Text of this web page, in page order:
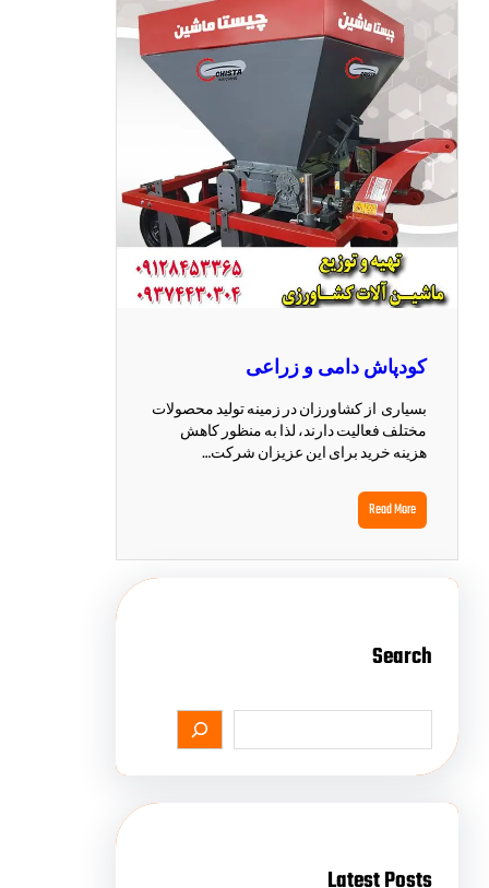
کودپاش دامی و زراعی
بسیاری از کشاورزان در زمینه تولید محصولات
مختلف فعالیت دارند، لذا به منظور کاهش
هزینه خرید برای این عزیزان شرکت…
Read More
Search
Latest Posts